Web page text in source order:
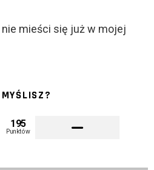
mieści się już w mojej
MYŚLISZ?
195
Punktów